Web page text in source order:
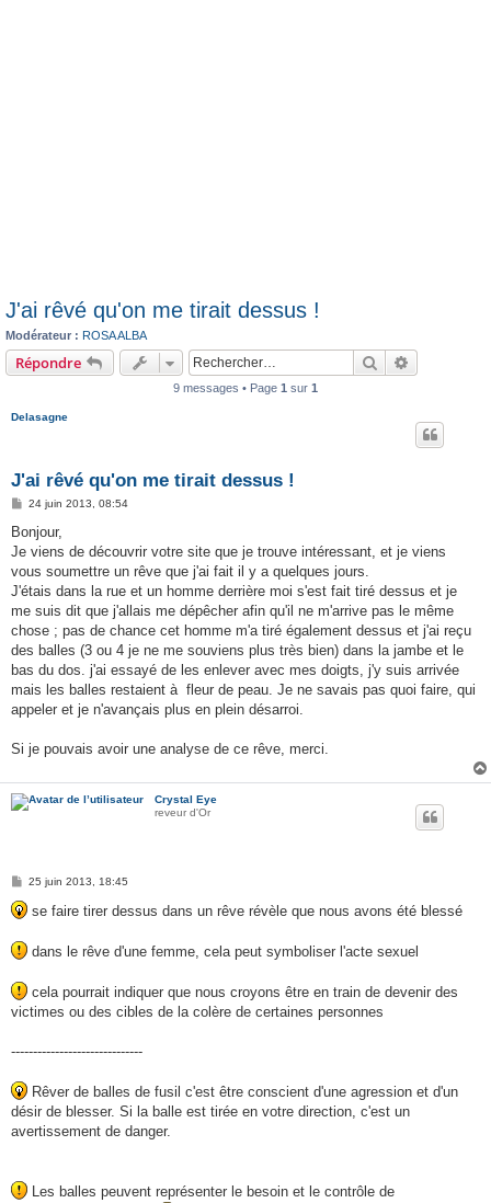
J'ai rêvé qu'on me tirait dessus !
Modérateur : ROSA ALBA
Répondre Rechercher
9 messages • Page 1 sur 1
Delasagne
J'ai rêvé qu'on me tirait dessus !
M
s
a
g
24 juin 2013, 08:54
Bonjour,
Je viens de découvrir votre site que je trouve intéressant, et je viens
vous soumettre un rêve que j'ai fait il y a quelques jours.
J'étais dans la rue et un homme derrière moi s'est fait tiré dessus et je
me suis dit que j'allais me dépêcher afin qu'il ne m'arrive pas le même
chose ; pas de chance cet homme m'a tiré également dessus et j'ai reçu
des balles (3 ou 4 je ne me souviens plus très bien) dans la jambe et le
bas du dos. j'ai essayé de les enlever avec mes doigts, j'y suis arrivée
mais les balles restaient à fleur de peau. Je ne savais pas quoi faire, qui
appeler et je n'avançais plus en plein désarroi.
Si je pouvais avoir une analyse de ce rêve, merci.
Crystal Eye
reveur d'Or
M
s
s
g
e
25 juin 2013, 18:45
se faire tirer dessus dans un rêve révèle que nous avons été blessé
dans le rêve d'une femme, cela peut symboliser l'acte sexuel
cela pourrait indiquer que nous croyons être en train de devenir des
victimes ou des cibles de la colère de certaines personnes
------------------------------
Rêver de balles de fusil c'est être conscient d'une agression et d'un
désir de blesser. Si la balle est tirée en votre direction, c'est un
avertissement de danger.
Les balles peuvent représenter le besoin et le contrôle de